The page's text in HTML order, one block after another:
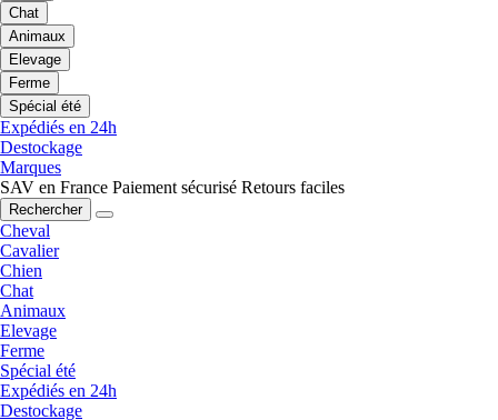
Chat
Animaux
Elevage
Ferme
Spécial été
Expédiés en 24h
Destockage
Marques
SAV en France Paiement sécurisé Retours faciles
Rechercher
Cheval
Cavalier
Chien
Chat
Animaux
Elevage
Ferme
Spécial été
Expédiés en 24h
Destockage